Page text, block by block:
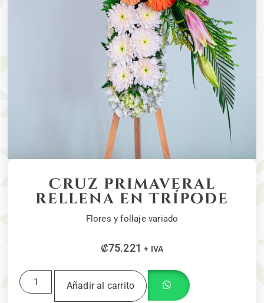
Cruz primaveral
rellena en trípode
Flores y follaje variado
₡75.221 + IVA
Añadir al carrito